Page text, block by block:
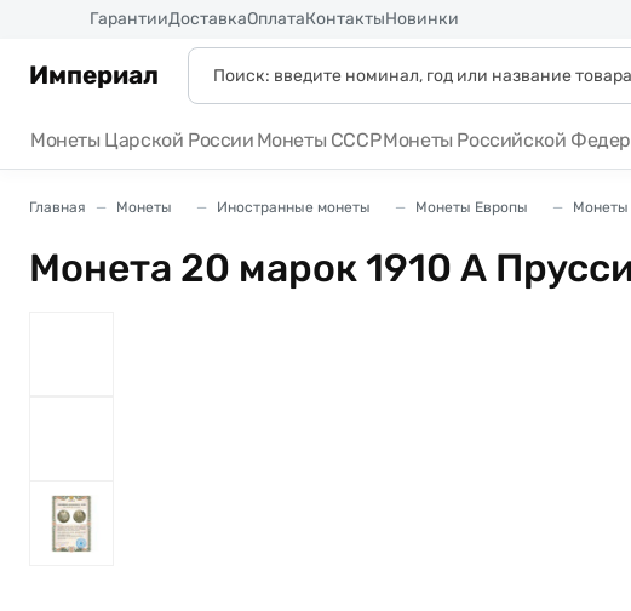
ГарантииДоставкаОплатаКонтактыНовинки
Империал
Монеты Царской России Монеты СССРМонеты Российской
Главная Монеты Иностранные монеты Монеты Европы Монеты
Монета 20 марок 1910 А